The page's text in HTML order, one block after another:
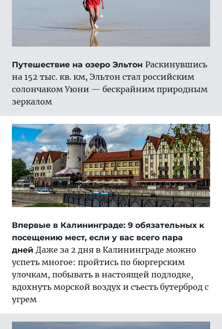
Путешествие на озеро Эльтон Раскинувшись
на 152 тыс. кв. км, Эльтон стал российским
солончаком Уюни — бескрайним природным
зеркалом
Впервые в Калининграде: 9 обязательных к
посещению мест, если у вас всего пара
дней Даже за 2 дня в Калининграде можно
успеть многое: пройтись по бюргерским
улочкам, побывать в настоящей подлодке,
вдохнуть морской воздух и съесть бутерброд с
угрем